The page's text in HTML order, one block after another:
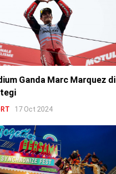
Ganda Marc Marquez di
17 Oct 2024